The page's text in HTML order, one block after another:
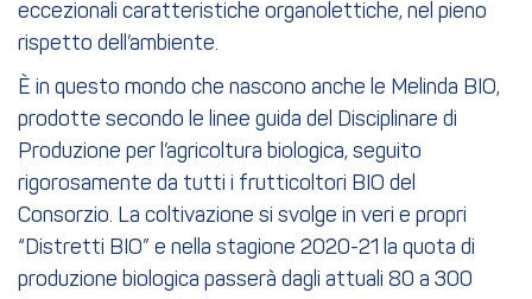
eccezionali caratteristiche organolettiche, nel pieno
rispetto dell’ambiente.
È in questo mondo che nascono anche le Melinda BIO,
prodotte secondo le linee guida del Disciplinare di
Produzione per l’agricoltura biologica, seguito
rigorosamente da tutti i frutticoltori BIO del
Consorzio. La coltivazione si svolge in veri e propri
“Distretti BIO” e nella stagione 2020-21 la quota di
produzione biologica passerà dagli attuali 80 a 300